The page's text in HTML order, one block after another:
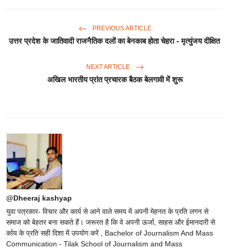
PREVIOUS ARTICLE
उत्तर प्रदेश के जातिवादी राजनैतिक दलों का बेनकाब होता चेहरा - मृत्युंजय दीक्षित
NEXT ARTICLE
अखिल भारतीय प्रांत प्रचारक बैठक बेलगावी में शुरू
@Dheeraj kashyap
युवा पत्रकार- विचार और कार्य से आने वाले समय में अपनी मेहनत के प्रति लगन से
समाज को बेहतर बना सकते हैं। जरूरत है कि वे अपनी ऊर्जा, साहस और ईमानदारी से
र्काय के प्रति सही दिशा में उपयोग करें , Bachelor of Journalism And Mass
Communication - Tilak School of Journalism and Mass